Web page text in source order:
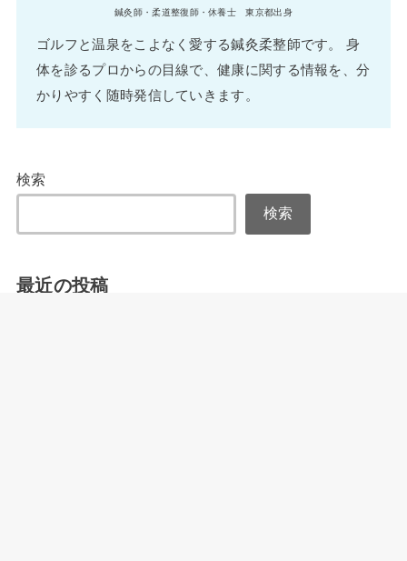
鍼灸師・柔道整復師・休養士 東京都出身
ゴルフと温泉をこよなく愛する鍼灸柔整師です。 身
体を診るプロからの目線で、健康に関する情報を、分
かりやすく随時発信していきます。
検索
検索
最近の投稿